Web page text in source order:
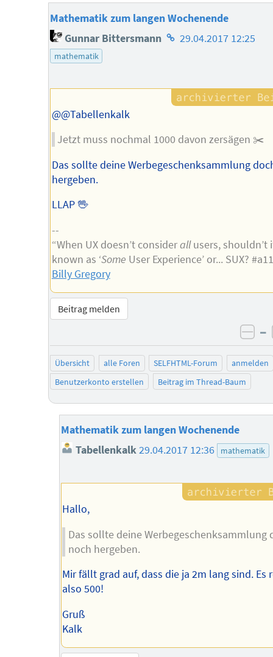
Mathematik zum langen Wochenende
Gunnar Bittersmann Homepage
29.04.2017 12:25
mathematik
@@Tabellenkalk
Jetzt muss nochmal 1000 davon zersägen ✂️
Das sollte deine Werbegeschenksammlung
hergeben.
LLAP 🖖
--
“When UX doesn’t considerallusers, shouldn’t
known as ‘Some User Experience’ or... SUX?
Billy Gregory
Beitrag melden
–
Übersicht alle Foren SELFHTML-Forum
anmelden
Benutzerkonto erstellen
Beitrag im Thread-Baum
Mathematik zum langen Wochenende
Tabellenkalk 29.04.2017 12:36 mathematik
Hallo,
Das sollte deine Werbegeschenksammlung
noch hergeben.
Mir fällt grad auf, dass die ja 2m lang sind. Es
also 500!
Gruß
Kalk